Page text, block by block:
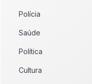
Polícia
Saúde
Política
Cultura